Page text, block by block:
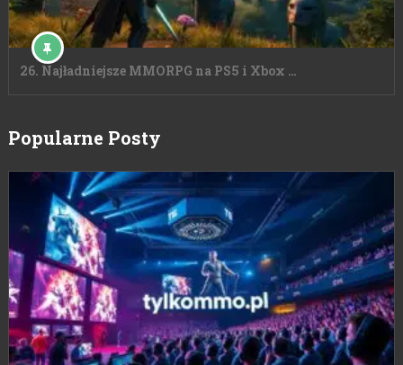
26. Najładniejsze MMORPG na PS5 i Xbox …
Popularne Posty